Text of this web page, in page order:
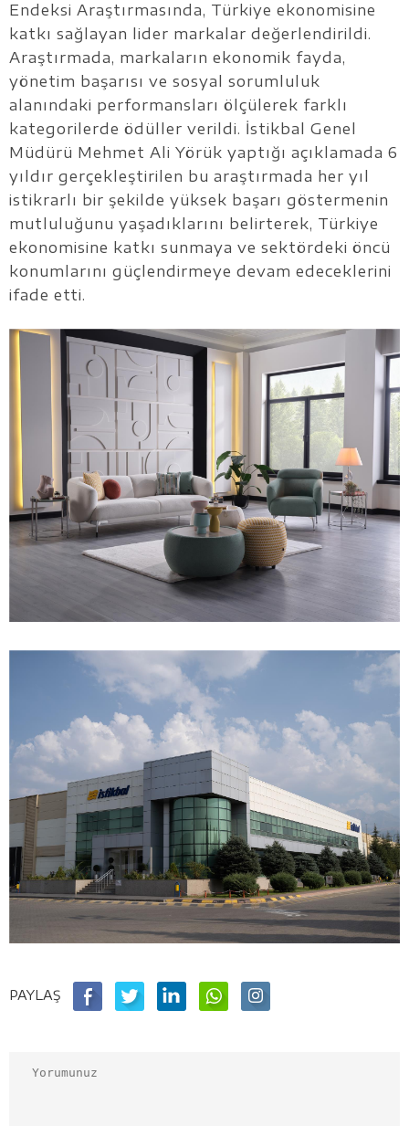
Endeksi Araştırmasında, Türkiye ekonomisine
katkı sağlayan lider markalar değerlendirildi.
Araştırmada, markaların ekonomik fayda,
yönetim başarısı ve sosyal sorumluluk
alanındaki performansları ölçülerek farklı
kategorilerde ödüller verildi. İstikbal Genel
Müdürü Mehmet Ali Yörük yaptığı açıklamada 6
yıldır gerçekleştirilen bu araştırmada her yıl
istikrarlı bir şekilde yüksek başarı göstermenin
mutluluğunu yaşadıklarını belirterek, Türkiye
ekonomisine katkı sunmaya ve sektördeki öncü
konumlarını güçlendirmeye devam edeceklerini
ifade etti.
PAYLAŞ